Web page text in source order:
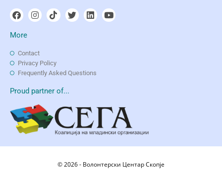
More
Contact
Privacy Policy
Frequently Asked Questions
Proud partner of...
© 2026 - Волонтерски Центар Скопје